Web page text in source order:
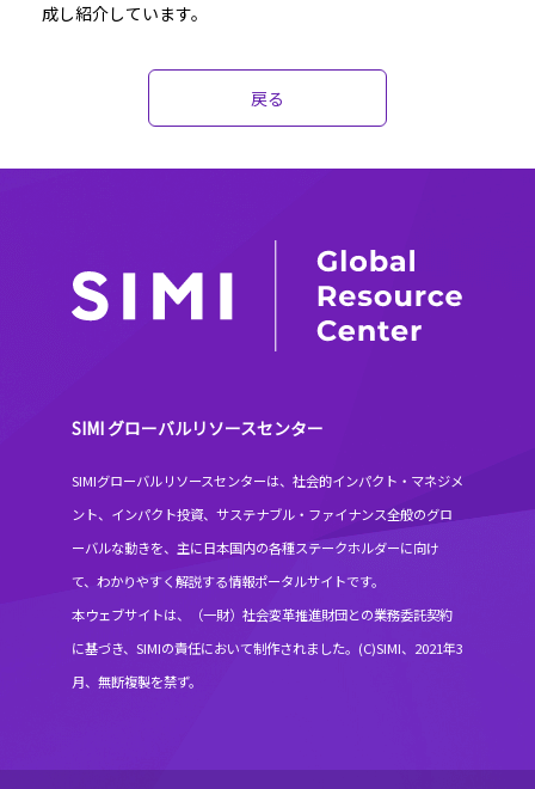
成し紹介しています。
戻る
SIMI グローバルリソースセンター
SIMIグローバルリソースセンターは、社会的インパクト・マネジメ
ント、インパクト投資、サステナブル・ファイナンス全般のグロ
ーバルな動きを、主に日本国内の各種ステークホルダーに向け
て、わかりやすく解説する情報ポータルサイトです。
本ウェブサイトは、（一財）社会変革推進財団との業務委託契約
に基づき、SIMIの責任において制作されました。(C)SIMI、2021年3
月、無断複製を禁ず。